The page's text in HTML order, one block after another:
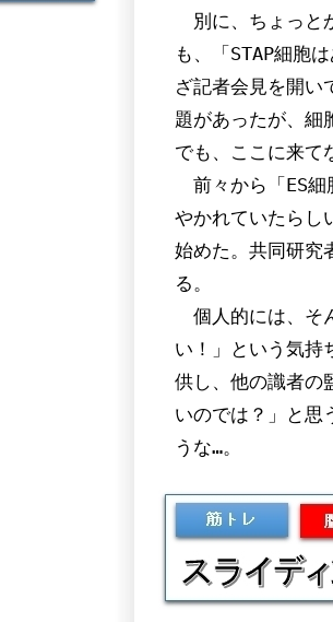
別に、ちょっと
も、「STAP細胞
ざ記者会見を開い
題があったが、細
でも、ここに来て
前々から「ES細
やかれていたらし
始めた。共同研究
る。
個人的には、そ
い！」という気持
供し、他の識者の
いのでは？」と思
うな…。